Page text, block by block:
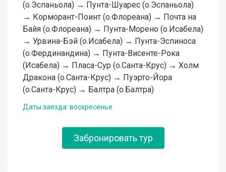
(о.Эспаньола) → Пунта-Шуарес (о.Эспаньола)
→ Корморант-Поинт (о.Флореана) → Почта на
Байя (о.Флореана) → Пунта-Морено (о.Исабела)
→ Урвина-Бэй (о.Исабела) → Пунта-Эспиноса
(о.Фердинандина) → Пунта-Висенте-Рока
(Исабела) → Пласа-Сур (о.Санта-Крус) → Холм
Дракона (о.Санта-Крус) → Пуэрто-Йора
(о.Санта-Крус) → Балтра (о.Балтра)
Даты заезда: воскресенье
Забронировать тур